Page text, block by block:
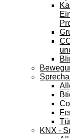
KNX -